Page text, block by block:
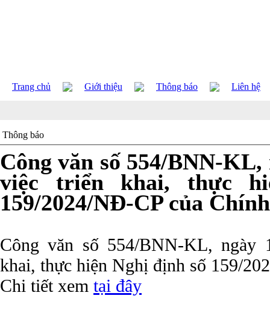
Trang chủ Giới thiệu Thông báo Liên hệ
Thông báo
Công văn số 554/BNN-KL,
việc triển khai, thực
159/2024/NĐ-CP của
Công văn số 554/BNN-KL, ngày
khai, thực hiện Nghị định số 159/
Chi tiết xem tại đây